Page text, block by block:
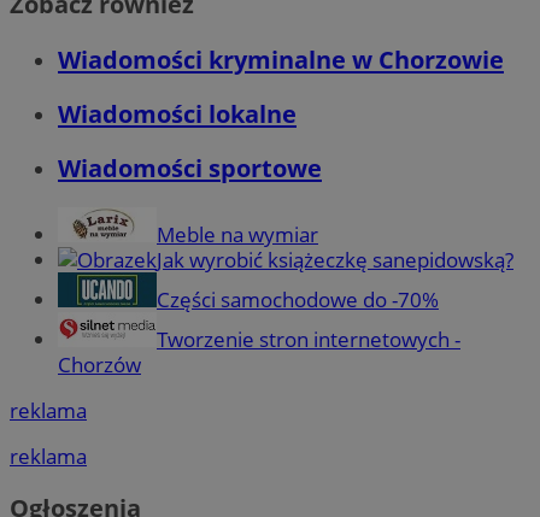
Wiadomości kryminalne w Chorzowie
Wiadomości lokalne
Wiadomości sportowe
Meble na wymiar
Jak wyrobić książeczkę sanepidowską?
Części samochodowe do -70%
Tworzenie stron internetowych -
Chorzów
reklama
reklama
Ogłoszenia